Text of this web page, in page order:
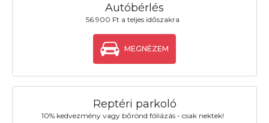
Autóbérlés
56.900 Ft a teljes időszakra
MEGNÉZEM
Reptéri parkoló
10% kedvezmény vagy bőrönd fóliázás - csak nektek!